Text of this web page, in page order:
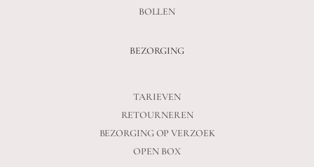
BOLLEN
BEZORGING
TARIEVEN
RETOURNEREN
BEZORGING OP VERZOEK
OPEN BOX